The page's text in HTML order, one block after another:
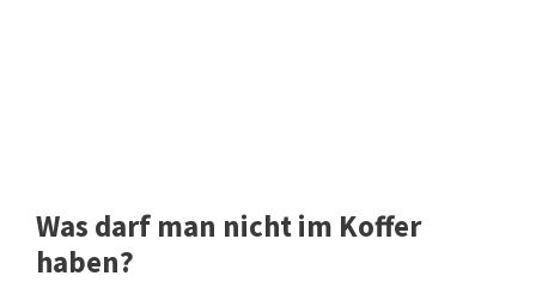
Was darf man nicht im Koffer
haben?